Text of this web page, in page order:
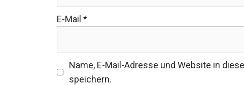
E-Mail *
Name, E-Mail-Adresse und Website in
speichern.